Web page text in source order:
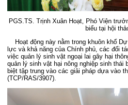
PGS.TS. Trịnh Xuân Hoạt, Phó Viện
biểu tại hội
Hoạt động này nằm trong khuôn khổ
lực và khả năng của Chính phủ, các đối
việc quản lý sinh vật ngoại lai gây hại
quản lý sinh vật hại nông nghiệp sinh thái
biệt tập trung vào các giải pháp dựa vào
(TCP/RAS/3907).